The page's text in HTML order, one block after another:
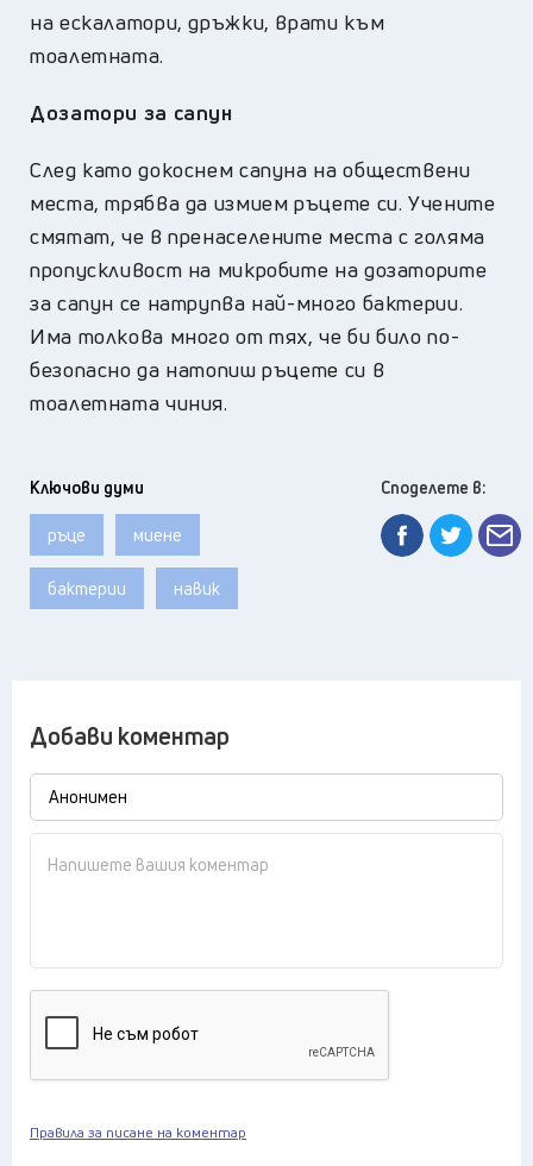
на ескалатори, дръжки, врати към
тоалетната.
Дозатори за сапун
След като докоснем сапуна на обществени
места, трябва да измием ръцете си. Учените
смятат, че в пренаселените места с голяма
пропускливост на микробите на дозаторите
за сапун се натрупва най-много бактерии.
Има толкова много от тях, че би било по-
безопасно да натопиш ръцете си в
тоалетната чиния.
Ключови думи
ръце миене
бактерии навик
Споделете в:
Добави коментар
Правила за писане на коментар